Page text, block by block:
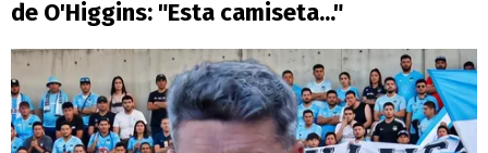
de O'Higgins: "Esta camiseta..."